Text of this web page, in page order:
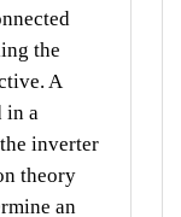
the
A
in a
inverter
theory
an